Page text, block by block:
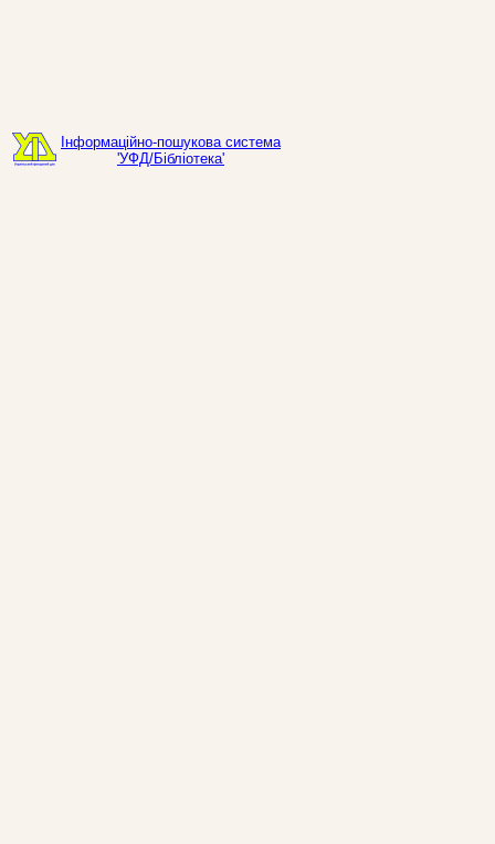
Інформаційно-пошукова система
'УФД/Бібліотека'